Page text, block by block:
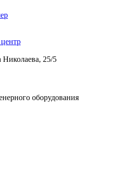
Николаева, 25/5
оборудования